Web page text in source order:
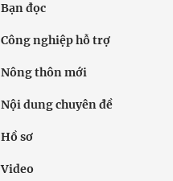
Bạn đọc
Công nghiệp hỗ trợ
Nông thôn mới
Nội dung chuyên đề
Hồ sơ
Video